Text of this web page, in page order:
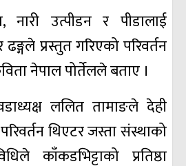
नारी उत्पीडन र पीडालाई
ढङ्गले प्रस्तुत गरिएको परिवर्तन
नेपाल पोर्तेलले बताए ।
ललित तामाङले देही
थिएटर जस्ता संस्थाको
काँकडभिट्टाको प्रतिष्ठा